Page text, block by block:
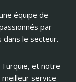
équipe de
par
dans le secteur.
et notre
service